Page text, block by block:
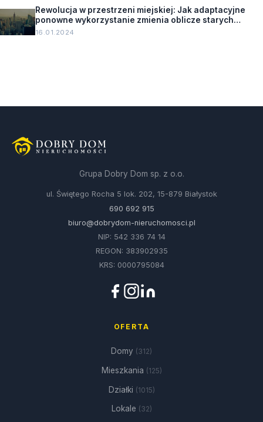
Rewolucja w przestrzeni miejskiej: Jak adaptacyjne
ponowne wykorzystanie zmienia oblicze starych
budynków.
16.01.2024
Grupa Dobry Dom sp. z o.o.
ul. Świętego Rocha 5 lok. 202, 15-879 Białystok
690 692 915
biuro@dobrydom-nieruchomosci.pl
NIP: 542 336 74 14
REGON: 383902935
KRS: 0000795084
OFERTA
Domy (312)
Mieszkania (125)
Działki (1015)
Lokale (32)